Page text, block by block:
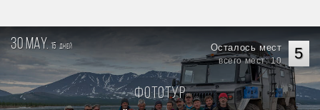
30 may. 15 дней 5
Осталось мест
всего мест: 10
Фототур